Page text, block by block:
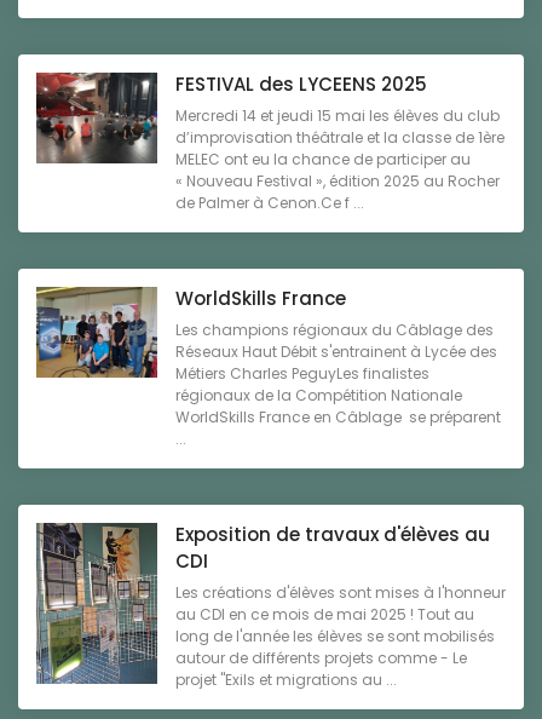
FESTIVAL des LYCEENS 2025
Mercredi 14 et jeudi 15 mai les élèves du club
d’improvisation théâtrale et la classe de 1ère
MELEC ont eu la chance de participer au
« Nouveau Festival », édition 2025 au Rocher
de Palmer à Cenon.Ce f ...
WorldSkills France
Les champions régionaux du Câblage des
Réseaux Haut Débit s'entrainent à Lycée des
Métiers Charles PeguyLes finalistes
régionaux de la Compétition Nationale
WorldSkills France en Câblage se préparent
...
Exposition de travaux d'élèves au
CDI
Les créations d'élèves sont mises à l'honneur
au CDI en ce mois de mai 2025 ! Tout au
long de l'année les élèves se sont mobilisés
autour de différents projets comme - Le
projet "Exils et migrations au ...